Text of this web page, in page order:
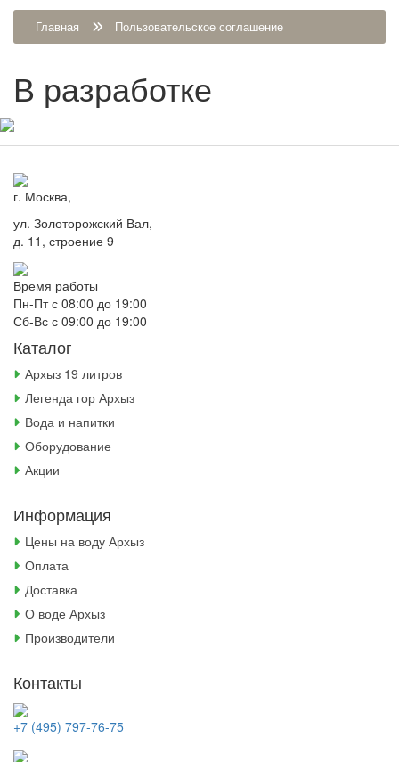
Главная Пользовательское соглашение
В разработке
г. Москва,
ул. Золоторожский Вал,
д. 11, строение 9
Время работы
Пн-Пт с 08:00 до 19:00
Сб-Вс с 09:00 до 19:00
Каталог
Архыз 19 литров
Легенда гор Архыз
Вода и напитки
Оборудование
Акции
Информация
Цены на воду Архыз
Оплата
Доставка
О воде Архыз
Производители
Контакты
+7 (495) 797-76-75